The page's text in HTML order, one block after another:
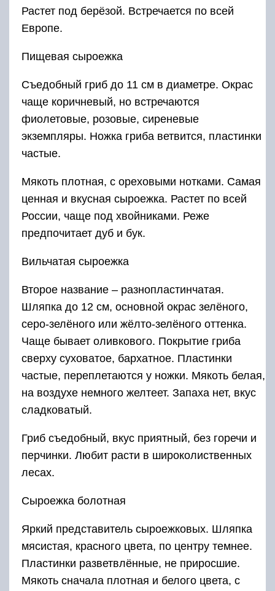
Растет под берёзой. Встречается по всей
Европе.
Пищевая сыроежка
Съедобный гриб до 11 см в диаметре. Окрас
чаще коричневый, но встречаются
фиолетовые, розовые, сиреневые
экземпляры. Ножка гриба ветвится, пластинки
частые.
Мякоть плотная, с ореховыми нотками. Самая
ценная и вкусная сыроежка. Растет по всей
России, чаще под хвойниками. Реже
предпочитает дуб и бук.
Вильчатая сыроежка
Второе название – разнопластинчатая.
Шляпка до 12 см, основной окрас зелёного,
серо-зелёного или жёлто-зелёного оттенка.
Чаще бывает оливкового. Покрытие гриба
сверху суховатое, бархатное. Пластинки
частые, переплетаются у ножки. Мякоть белая,
на воздухе немного желтеет. Запаха нет, вкус
сладковатый.
Гриб съедобный, вкус приятный, без горечи и
перчинки. Любит расти в широколиственных
лесах.
Сыроежка болотная
Яркий представитель сыроежковых. Шляпка
мясистая, красного цвета, по центру темнее.
Пластинки разветвлённые, не приросшие.
Мякоть сначала плотная и белого цвета, с